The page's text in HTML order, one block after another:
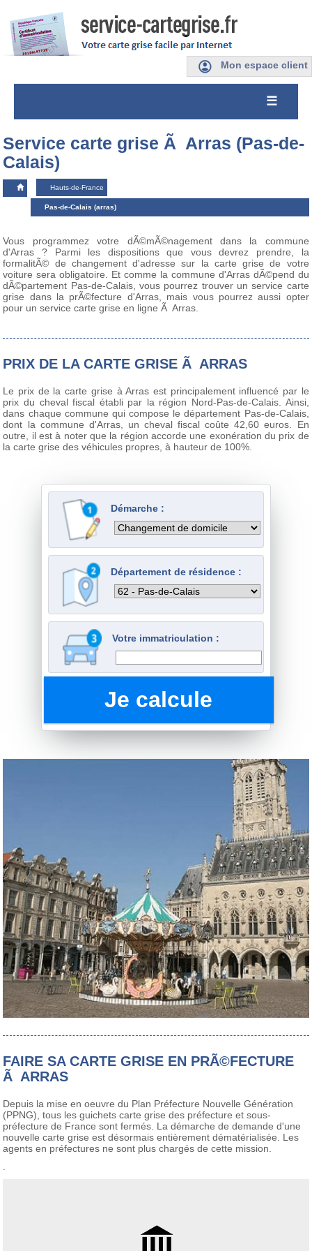
Mon espace client
☰
Service carte grise Ã Arras (Pas-de-
Calais)
Hauts-de-France
Pas-de-Calais (arras)
Vous programmez votre dÃ©mÃ©nagement dans la commune
d'Arras ? Parmi les dispositions que vous devrez prendre, la
formalitÃ© de changement d'adresse sur la carte grise de votre
voiture sera obligatoire. Et comme la commune d'Arras dÃ©pend du
dÃ©partement Pas-de-Calais, vous pourrez trouver un service carte
grise dans la prÃ©fecture d'Arras, mais vous pourrez aussi opter
pour un service carte grise en ligne Ã Arras.
PRIX DE LA CARTE GRISE Ã ARRAS
Le prix de la carte grise à Arras est principalement influencé par le
prix du cheval fiscal établi par la région Nord-Pas-de-Calais. Ainsi,
dans chaque commune qui compose le département Pas-de-Calais,
dont la commune d'Arras, un cheval fiscal coûte 42,60 euros. En
outre, il est à noter que la région accorde une exonération du prix de
la carte grise des véhicules propres, à hauteur de 100%.
Démarche :
Département de résidence :
Votre immatriculation :
FAIRE SA CARTE GRISE EN PRÃ©FECTURE
Ã ARRAS
Depuis la mise en oeuvre du Plan Préfecture Nouvelle Génération
(PPNG), tous les guichets carte grise des préfecture et sous-
préfecture de France sont fermés. La démarche de demande d'une
nouvelle carte grise est désormais entièrement dématérialisée. Les
agents en préfectures ne sont plus chargés de cette mission.